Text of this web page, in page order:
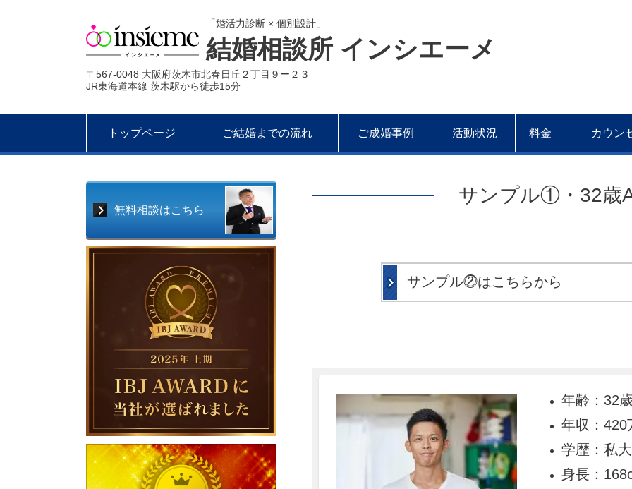
「婚活力診断 × 個別設計」
結婚相談所 インシエーメ
〒567-0048 大阪府茨木市北春日丘２丁目９ー２３
JR東海道本線 茨木駅から徒歩15分
トップページ ご結婚までの流れ ご成婚事例 活動状況 料金 カウン
サンプル①・32歳
サンプル⓶はこちらから
年齢：32
年収：420
学歴：私
身長：
無料相談はこちら